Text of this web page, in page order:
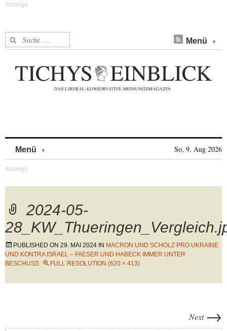
Suche nach: Menü
Menü So, 9. Aug 2026
2024-05-
PUBLISHED ON 29. MAI 2024 IN MACRON UND SCHOLZ PRO UKRAINE
UND KONTRA ISRAEL – FAESER UND HABECK IMMER UNTER
BESCHUSS
FULL RESOLUTION (620 × 413)
Next →